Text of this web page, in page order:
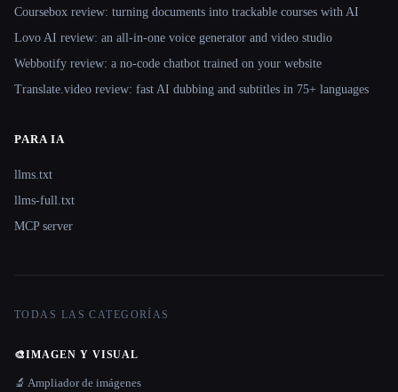
Coursebox review: turning documents into trackable courses with AI
Lovo AI review: an all-in-one voice generator and video studio
Webbotify review: a no-code chatbot trained on your website
Translate.video review: fast AI dubbing and subtitles in 75+ languages
PARA IA
llms.txt
llms-full.txt
MCP server
TODAS LAS CATEGORÍAS
🎨IMAGEN Y VISUAL
🔬 Ampliador de imágenes